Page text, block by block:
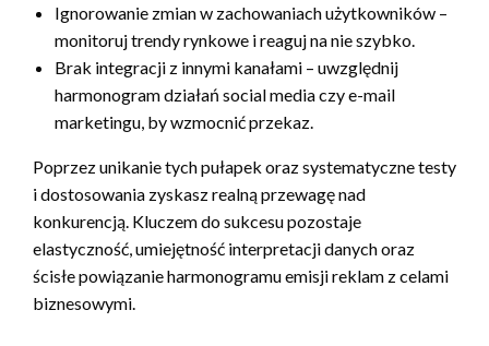
Ignorowanie zmian w zachowaniach użytkowników –
monitoruj trendy rynkowe i reaguj na nie szybko.
Brak integracji z innymi kanałami – uwzględnij
harmonogram działań social media czy e-mail
marketingu, by wzmocnić przekaz.
Poprzez unikanie tych pułapek oraz systematyczne testy
i dostosowania zyskasz realną przewagę nad
konkurencją. Kluczem do sukcesu pozostaje
elastyczność, umiejętność interpretacji danych oraz
ścisłe powiązanie harmonogramu emisji reklam z celami
biznesowymi.